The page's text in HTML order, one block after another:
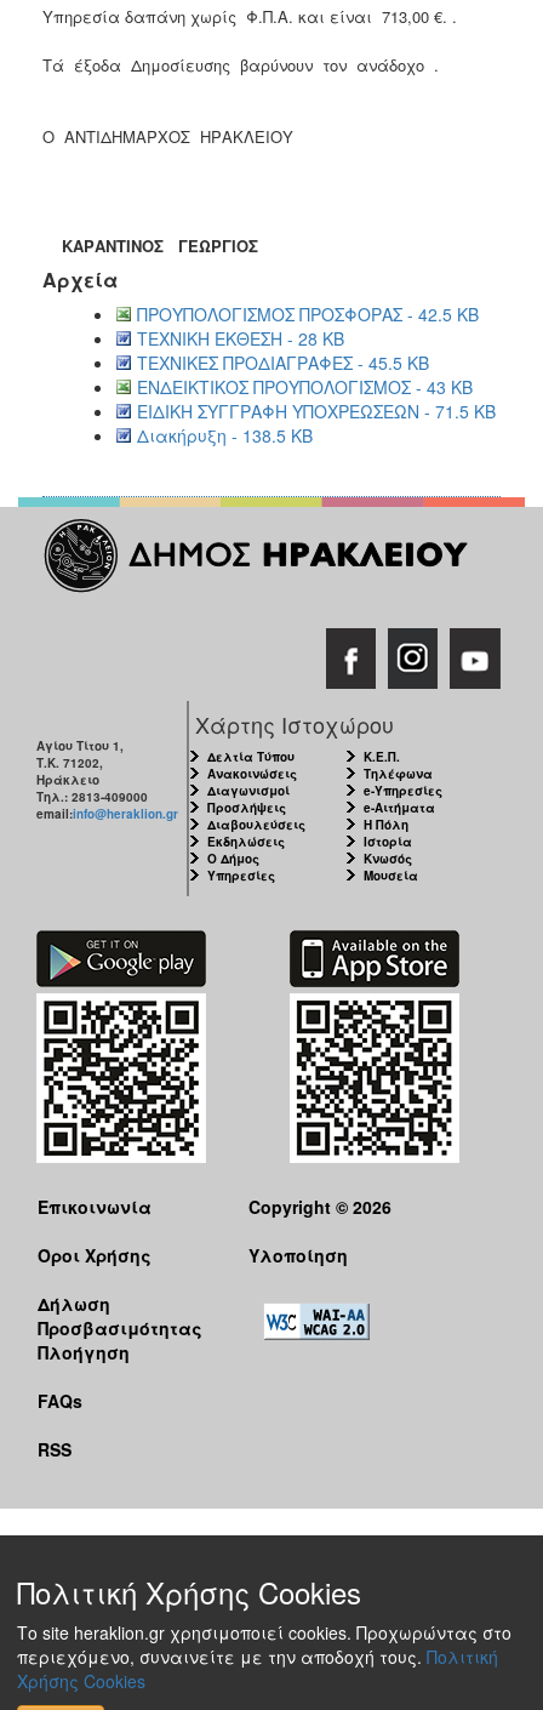
Υπηρεσία δαπάνη χωρίς Φ.Π.Α. και είναι 713,00 €. .
Tά έξοδα Δημοσίευσης βαρύνουν τον ανάδοχο .
Ο ΑΝΤΙΔΗΜΑΡΧΟΣ ΗΡΑΚΛΕΙΟΥ
ΚΑΡΑΝΤΙΝΟΣ ΓΕΩΡΓΙΟΣ
Αρχεία
ΠΡΟΥΠΟΛΟΓΙΣΜΟΣ ΠΡΟΣΦΟΡΑΣ - 42.5 KB
ΤΕΧΝΙΚΗ ΕΚΘΕΣΗ - 28 KB
ΤΕΧΝΙΚΕΣ ΠΡΟΔΙΑΓΡΑΦΕΣ - 45.5 KB
ΕΝΔΕΙΚΤΙΚΟΣ ΠΡΟΥΠΟΛΟΓΙΣΜΟΣ - 43 KB
ΕΙΔΙΚΗ ΣΥΓΓΡΑΦΗ ΥΠΟΧΡΕΩΣΕΩΝ - 71.5 KB
Διακήρυξη - 138.5 KB
Αγίου Τίτου 1,
Τ.Κ. 71202,
Ηράκλειο
Τηλ.: 2813-409000
email:info@heraklion.gr
Χάρτης Ιστοχώρου
Δελτία Τύπου
Ανακοινώσεις
Διαγωνισμοί
Προσλήψεις
Διαβουλεύσεις
Εκδηλώσεις
Ο Δήμος
Υπηρεσίες
Κ.Ε.Π.
Τηλέφωνα
e-Υπηρεσίες
e-Αιτήματα
Η Πόλη
Ιστορία
Κνωσός
Μουσεία
Επικοινωνία
Όροι Χρήσης
Δήλωση
Προσβασιμότητας
Πλοήγηση
FAQs
RSS
Copyright © 2026
Υλοποίηση
Πολιτική Χρήσης Cookies
Το site heraklion.gr χρησιμοποιεί cookies. Προχωρώντας στο
περιεχόμενο, συναινείτε με την αποδοχή τους. Πολιτική
Χρήσης Cookies